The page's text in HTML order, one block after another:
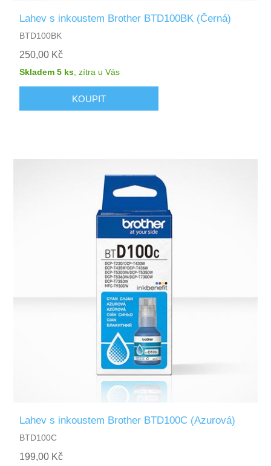
Lahev s inkoustem Brother BTD100BK (Černá)
BTD100BK
250,00 Kč
Skladem 5 ks,zítra u Vás
Lahev s inkoustem Brother BTD100C (Azurová)
BTD100C
199,00 Kč